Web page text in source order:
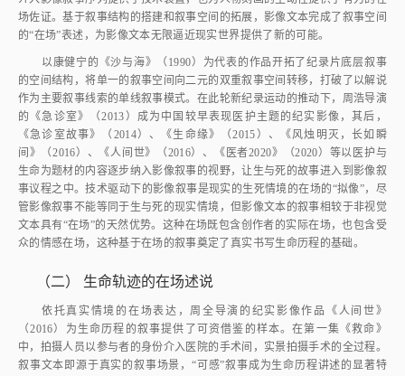
场佐证。基于叙事结构的搭建和叙事空间的拓展，影像文本完成了叙事空间
的“在场”表述，为影像文本无限逼近现实世界提供了新的可能。
以康健宁的《沙与海》（1990）为代表的作品开拓了纪录片底层叙事
的空间结构，将单一的叙事空间向二元的双重叙事空间转移，打破了以解说
作为主要叙事线索的单线叙事模式。在此轮新纪录运动的推动下，周浩导演
的《急诊室》（2013）成为中国较早表现医护主题的纪实影像，其后，
《急诊室故事》（2014）、《生命缘》（2015）、《风烛明灭，长如瞬
间》（2016）、《人间世》（2016）、《医者2020》（2020）等以医护与
生命为题材的内容逐步纳入影像叙事的视野，让生与死的故事进入到影像叙
事议程之中。技术驱动下的影像叙事是现实的生死情境的在场的“拟像”，尽
管影像叙事不能等同于生与死的现实情境，但影像文本的叙事相较于非视觉
文本具有“在场”的天然优势。这种在场既包含创作者的实际在场，也包含受
众的情感在场，这种基于在场的叙事奠定了真实书写生命历程的基础。
（二） 生命轨迹的在场述说
依托真实情境的在场表达，周全导演的纪实影像作品《人间世》
（2016）为生命历程的叙事提供了可资借鉴的样本。在第一集《救命》
中，拍摄人员以参与者的身份介入医院的手术间，实景拍摄手术的全过程。
叙事文本即源于真实的叙事场景，“可感”叙事成为生命历程讲述的显著特